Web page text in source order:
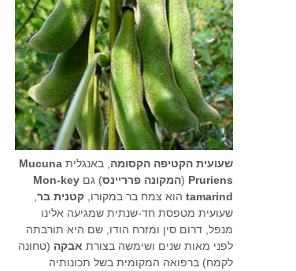
שעועית הקטיפה הקסומה , באנגליתMucuna
Pruriens
(המקונה פרריינס) גםMon-key
tamarind הוא צמח בר במקורו,קטנית בר
שעועית מטפסת חד-שנתית שמגיעה אלינו
מנפל, דרום סין ומזרח הודו, שם היא תורבתה
לפני מאות שנים ושימשה בצורת אבקה (טחונה
לקמח) ברפואה המקומית בשל תכונותיה